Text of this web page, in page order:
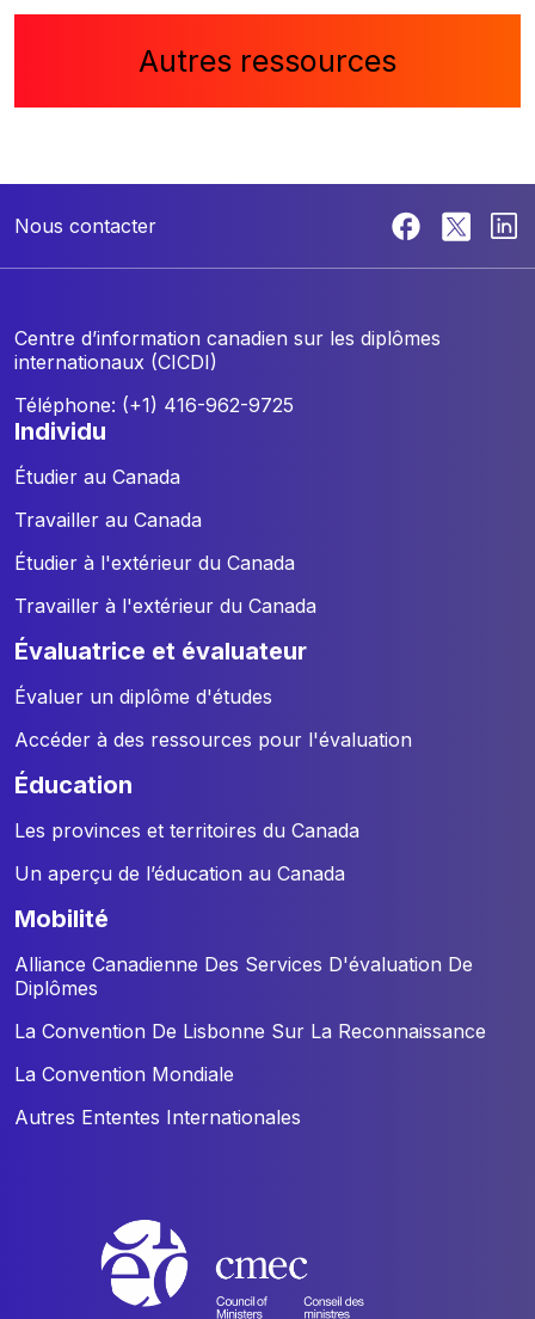
Autres ressources
Nous contacter
Centre d’information canadien sur les diplômes
internationaux (CICDI)
Téléphone: (+1) 416-962-9725
individu
Étudier au Canada
Travailler au Canada
Étudier à l'extérieur du Canada
Travailler à l'extérieur du Canada
évaluatrice et évaluateur
Évaluer un diplôme d'études
Accéder à des ressources pour l'évaluation
éducation
Les provinces et territoires du Canada
Un aperçu de l’éducation au Canada
mobilité
Alliance Canadienne Des Services D'évaluation De
Diplômes
La Convention De Lisbonne Sur La Reconnaissance
La Convention Mondiale
Autres Ententes Internationales